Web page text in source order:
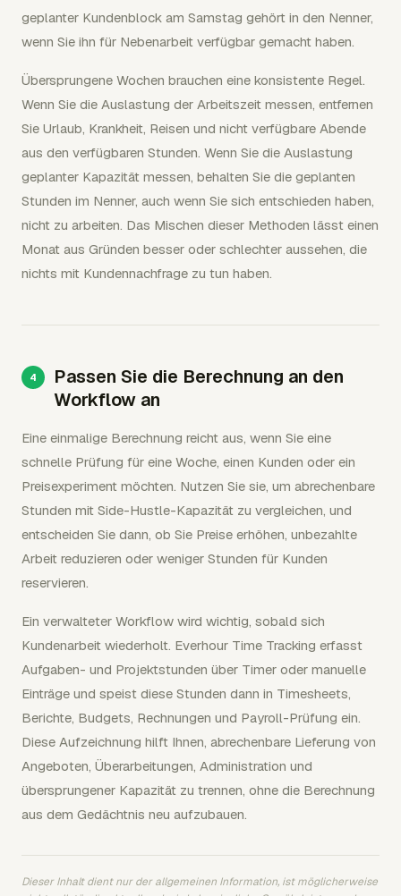
geplanter Kundenblock am Samstag gehört in den Nenner,
wenn Sie ihn für Nebenarbeit verfügbar gemacht haben.
Übersprungene Wochen brauchen eine konsistente Regel.
Wenn Sie die Auslastung der Arbeitszeit messen, entfernen
Sie Urlaub, Krankheit, Reisen und nicht verfügbare Abende
aus den verfügbaren Stunden. Wenn Sie die Auslastung
geplanter Kapazität messen, behalten Sie die geplanten
Stunden im Nenner, auch wenn Sie sich entschieden haben,
nicht zu arbeiten. Das Mischen dieser Methoden lässt einen
Monat aus Gründen besser oder schlechter aussehen, die
nichts mit Kundennachfrage zu tun haben.
Passen Sie die Berechnung an den
Workflow an
Eine einmalige Berechnung reicht aus, wenn Sie eine
schnelle Prüfung für eine Woche, einen Kunden oder ein
Preisexperiment möchten. Nutzen Sie sie, um abrechenbare
Stunden mit Side-Hustle-Kapazität zu vergleichen, und
entscheiden Sie dann, ob Sie Preise erhöhen, unbezahlte
Arbeit reduzieren oder weniger Stunden für Kunden
reservieren.
Ein verwalteter Workflow wird wichtig, sobald sich
Kundenarbeit wiederholt. Everhour Time Tracking erfasst
Aufgaben- und Projektstunden über Timer oder manuelle
Einträge und speist diese Stunden dann in Timesheets,
Berichte, Budgets, Rechnungen und Payroll-Prüfung ein.
Diese Aufzeichnung hilft Ihnen, abrechenbare Lieferung von
Angeboten, Überarbeitungen, Administration und
übersprungener Kapazität zu trennen, ohne die Berechnung
aus dem Gedächtnis neu aufzubauen.
Dieser Inhalt dient nur der allgemeinen Information, ist möglicherweise